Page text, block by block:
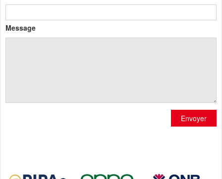
Message
Envoyer